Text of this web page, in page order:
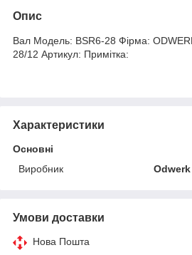
Опис
Вал Модель: BSR6-28 Фірма:
28/12 Артикул: Примітка:
Характеристики
Основні
Виробник
Odwerk
Умови доставки
Нова Пошта